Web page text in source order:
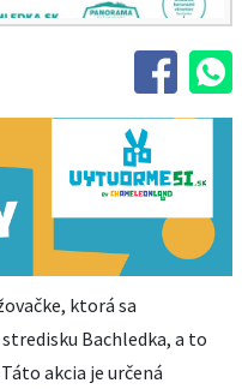
ktorá sa
Bachledka, a to
akcia je určená